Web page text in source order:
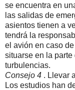
se encuentra en
las salidas de
asientos tienen a
tendrá la
el avión en caso
situarse en la
turbulencias.
Consejo 4 . Llevar
Los estudios han